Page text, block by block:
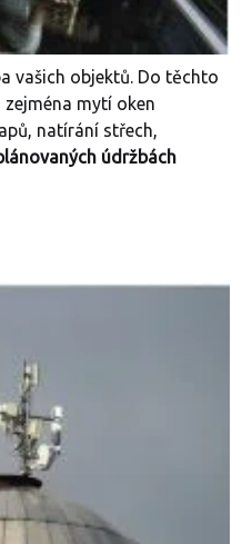
vašich objektů. Do těchto
mytí oken
natírání střech,
údržbách